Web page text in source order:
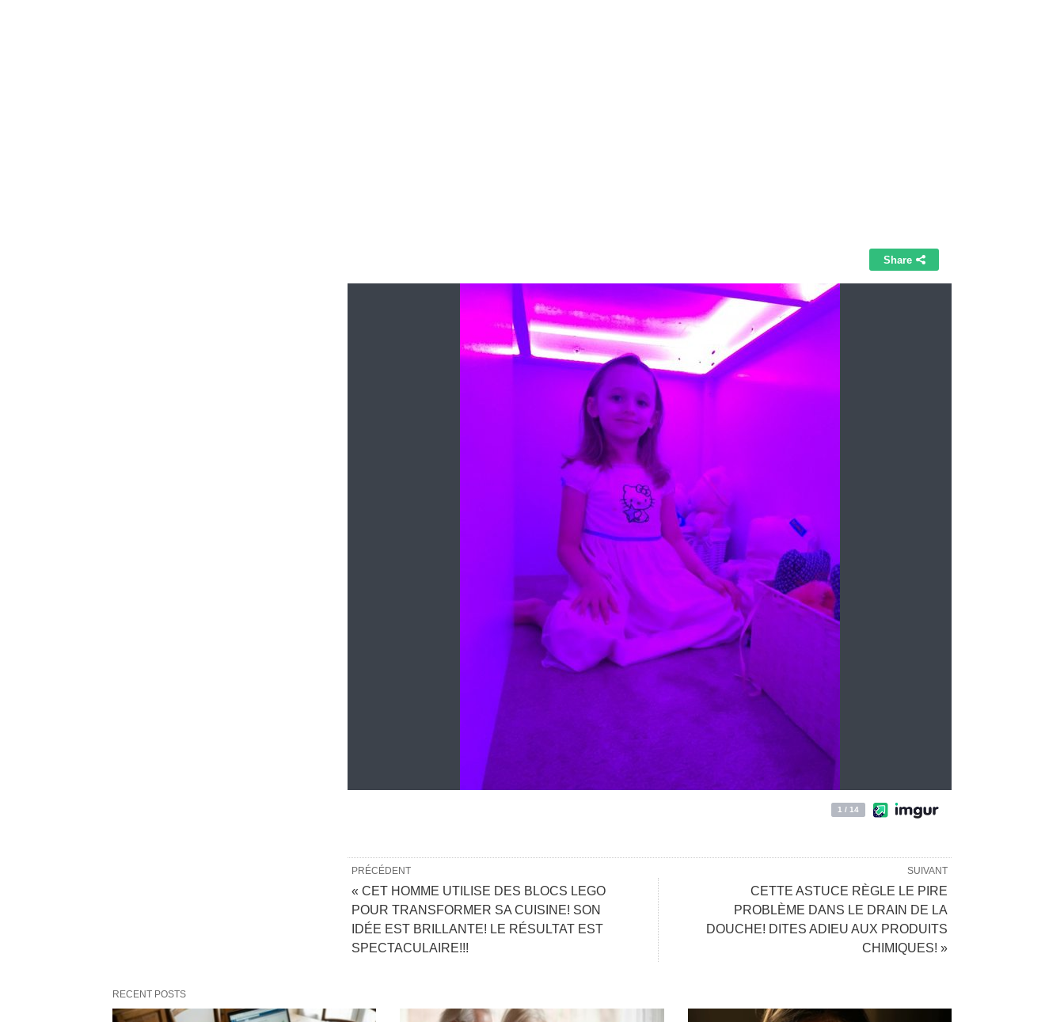
SUIVANT
CETTE ASTUCE RÈGLE LE PIRE
PROBLÈME DANS LE DRAIN DE LA
DOUCHE! DITES ADIEU AUX PRODUITS
CHIMIQUES! »
PRÉCÉDENT
« CET HOMME UTILISE DES BLOCS LEGO
POUR TRANSFORMER SA CUISINE! SON
IDÉE EST BRILLANTE! LE RÉSULTAT EST
SPECTACULAIRE!!!
RECENT POSTS